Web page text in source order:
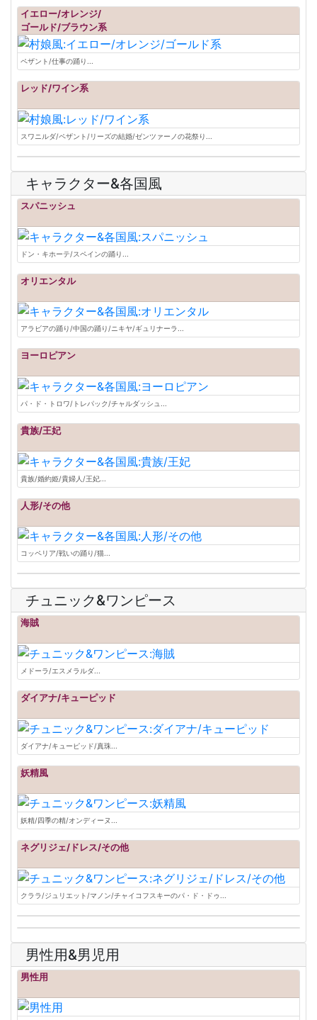
イエロー/オレンジ/
ゴールド/ブラウン系
ペザント/仕事の踊り...
レッド/ワイン系
スワニルダ/ペザント/リーズの結婚/ゼンツァーノの花祭り...
キャラクター&各国風
スパニッシュ
ドン・キホーテ/スペインの踊り...
オリエンタル
アラビアの踊り/中国の踊り/ニキヤ/ギュリナーラ...
ヨーロピアン
パ・ド・トロワ/トレパック/チャルダッシュ...
貴族/王妃
貴族/婚約姫/貴婦人/王妃...
人形/その他
コッペリア/戦いの踊り/猫...
チュニック&ワンピース
海賊
メドーラ/エスメラルダ...
ダイアナ/キューピッド
ダイアナ/キューピッド/真珠...
妖精風
妖精/四季の精/オンディーヌ...
ネグリジェ/ドレス/その他
クララ/ジュリエット/マノン/チャイコフスキーのパ・ド・ドゥ...
男性用&男児用
男性用